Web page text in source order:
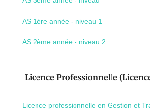
AS 1ère année - niveau 1
AS 2ème année - niveau 2
Licence Professionnelle
Licence professionnelle en Gestion et